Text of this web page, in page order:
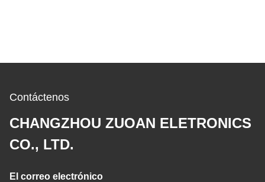
Contáctenos
CHANGZHOU ZUOAN ELETRONICS
CO., LTD.
El correo electrónico